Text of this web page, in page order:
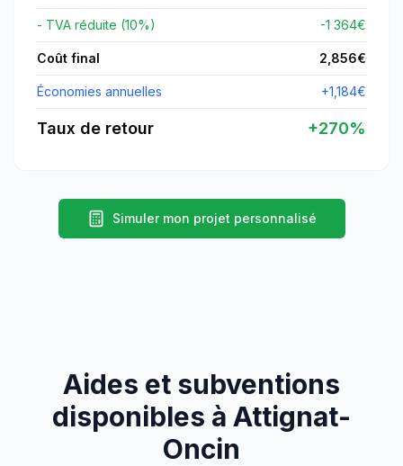
- TVA réduite (10%) -1 364€
Coût final 2,856€
Économies annuelles +1,184€
Taux de retour +270%
Simuler mon projet personnalisé
Aides et subventions
disponibles à Attignat-
Oncin